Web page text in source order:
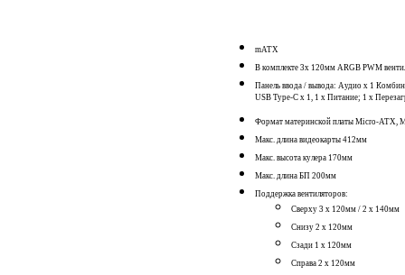
mATX
В комплекте 3x 120мм ARGB PWM
Панель ввода / вывода: Аудио x 1
USB Type-C x 1, 1 x Питание; 1 x
Формат материнской платы Micro-ATX,
Макс. длина видеокарты 412мм
Макс. высота кулера 170мм
Макс. длина БП 200мм
Поддержка вентиляторов:
Сверху 3 x 120мм / 2 x 140мм
Снизу 2 x 120мм
Сзади 1 x 120мм
Справа 2 x 120мм